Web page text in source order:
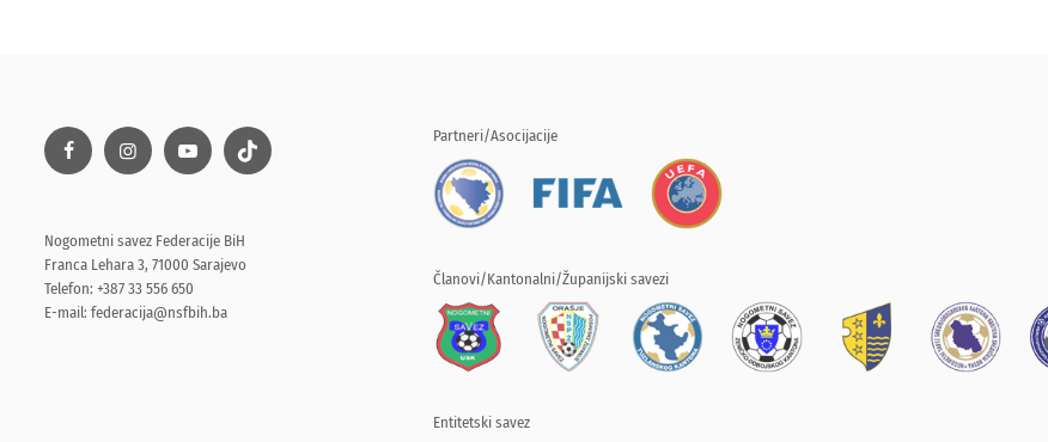
Nogometni savez Federacije BiH
Franca Lehara 3, 71000 Sarajevo
Telefon: +387 33 556 650
E-mail: federacija@nsfbih.ba
Partneri/Asocijacije
Članovi/Kantonalni/Županijski savezi
Entitetski savez